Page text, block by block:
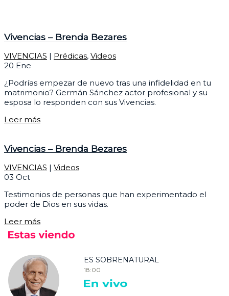
Vivencias – Brenda Bezares
VIVENCIAS | Prédicas, Videos
20 Ene
¿Podrías empezar de nuevo tras una infidelidad en tu
matrimonio? Germán Sánchez actor profesional y su
esposa lo responden con sus Vivencias.
Leer más
Vivencias – Brenda Bezares
VIVENCIAS | Videos
03 Oct
Testimonios de personas que han experimentado el
poder de Dios en sus vidas.
Leer más